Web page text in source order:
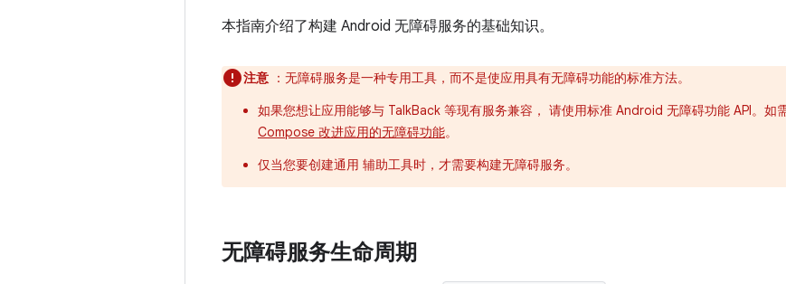
本指南介绍了构建 Android 无障碍服务的基础知识。
注意 ：无障碍服务是一种专用工具，而不是使应用具有无障碍功能的标准方法。
如果您想让应用能够与 TalkBack 等现有服务兼容， 请使用标准 Android 无障碍功能 API。如
Compose 改进应用的无障碍功能。
仅当您要创建通用 辅助工具时，才需要构建无障碍服务。
无障碍服务生命周期